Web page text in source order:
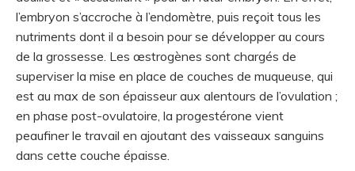
l’embryon s’accroche à l’endomètre, puis reçoit tous les
nutriments dont il a besoin pour se développer au cours
de la grossesse. Les œstrogènes sont chargés de
superviser la mise en place de couches de muqueuse, qui
est au max de son épaisseur aux alentours de l’ovulation ;
en phase post-ovulatoire, la progestérone vient
peaufiner le travail en ajoutant des vaisseaux sanguins
dans cette couche épaisse.